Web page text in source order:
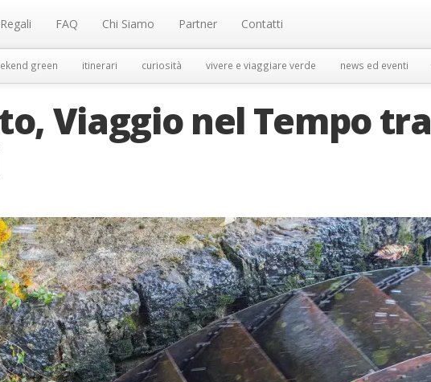
Regali FAQ Chi Siamo Partner Contatti
green itinerari curiosità vivere e viaggiare verde news ed eventi
Viaggio nel Tempo tra